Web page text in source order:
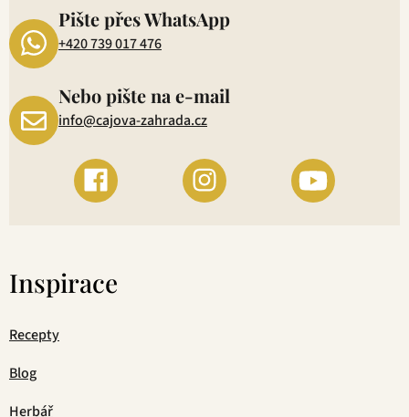
Pište přes WhatsApp
+420 739 017 476
Nebo pište na e-mail
info@cajova-zahrada.cz
Inspirace
Recepty
Blog
Herbář